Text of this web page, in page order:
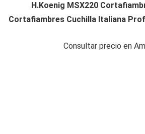
H.Koenig MSX220
Cortafiambres Cuchilla Italiana
Consultar precio en